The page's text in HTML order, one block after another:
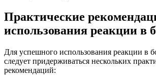
Практические
использования реакции в
Для успешного использования реакции в
следует придерживаться нескольких
рекомендаций: